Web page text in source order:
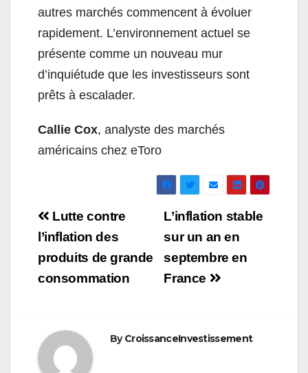
autres marchés commencent à évoluer
rapidement. L’environnement actuel se
présente comme un nouveau mur
d’inquiétude que les investisseurs sont
prêts à escalader.
Callie Cox, analyste des marchés
américains chez eToro
Navigation
de
l’article
L’inflation stable
sur un an en
septembre en
France
Lutte contre
l’inflation des
produits de grande
consommation
ByCroissanceInvestissement